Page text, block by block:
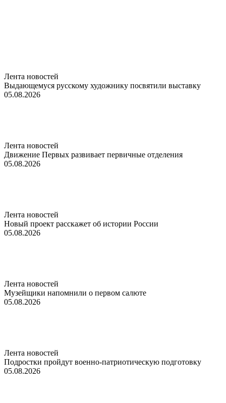
Лента новостей
Выдающемуся русскому художнику посвятили выставку
05.08.2026
Лента новостей
Движение Первых развивает первичные отделения
05.08.2026
Лента новостей
Новый проект расскажет об истории России
05.08.2026
Лента новостей
Музейщики напомнили о первом салюте
05.08.2026
Лента новостей
Подростки пройдут военно-патриотическую подготовку
05.08.2026